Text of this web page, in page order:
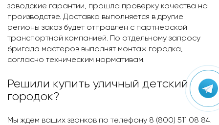
заводские гарантии, прошла проверку качества на
производстве. Доставка выполняется в другие
регионы заказ будет отправлен с партнерской
транспортной компанией. По отдельному запросу
бригада мастеров выполнят монтаж городка,
согласно техническим нормативам.
Решили купить уличный детский
городок?
Мы ждем ваших звонков по телефону 8 (800) 511 08 84.